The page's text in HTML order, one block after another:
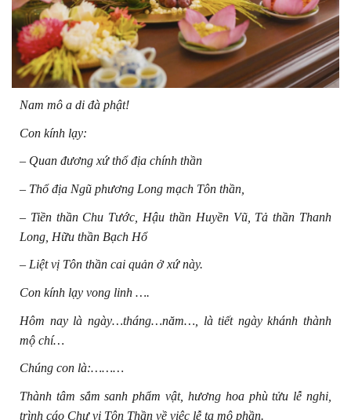
Nam mô a di đà phật!
Con kính lạy:
– Quan đương xứ thổ địa chính thần
– Thổ địa Ngũ phương Long mạch Tôn thần,
– Tiền thần Chu Tước, Hậu thần Huyền Vũ, Tả thần Thanh
Long, Hữu thần Bạch Hổ
– Liệt vị Tôn thần cai quản ở xứ này.
Con kính lạy vong linh ….
Hôm nay là ngày…tháng…năm…, là tiết ngày khánh thành
mộ chí…
Chúng con là:………
Thành tâm sắm sanh phẩm vật, hương hoa phù tửu lễ nghi,
trình cáo Chư vị Tôn Thần về việc lễ tạ mộ phần.